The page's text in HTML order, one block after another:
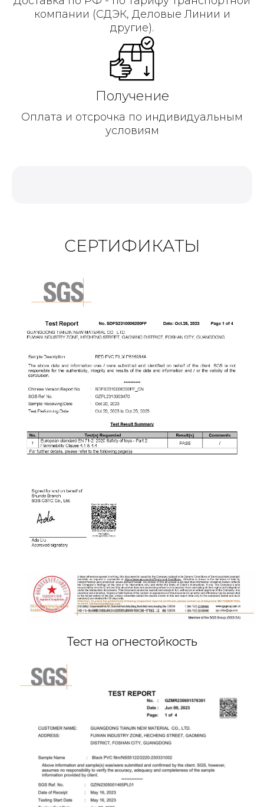
компании (СДЭК, Деловые Линии и
другие).
Получение
Оплата и отсрочка по индивидуальным
условиям
СЕРТИФИКАТЫ
Тест на огнестойкость